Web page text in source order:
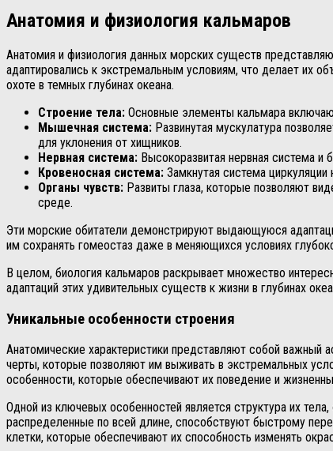
Анатомия и физиология кальмаров
Анатомия и физиология данных морских существ
адаптировались к экстремальным условиям, что делает их
охоте в темных глубинах океана.
Строение тела: Основные элементы кальмара
Мышечная система: Развинутая мускулатура
для уклонения от хищников.
Нервная система: Высокоразвитая нервная система
Кровеносная система: Замкнутая система
Органы чувств: Развиты глаза, которые позволяют
среде.
Эти морские обитатели демонстрируют выдающуюся
им сохранять гомеостаз даже в меняющихся условиях
В целом, биология кальмаров раскрывает множество
адаптаций этих удивительных существ к жизни в глубинах
Уникальные особенности строения
Анатомические характеристики представляют собой
черты, которые позволяют им выживать в экстремальных
особенности, которые обеспечивают их поведение и
Одной из ключевых особенностей является структура их
распределенные по всей длине, способствуют быстрому
клетки, которые обеспечивают их способность изменять